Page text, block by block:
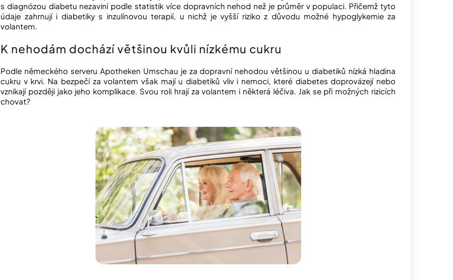
s diagnózou diabetu nezaviní podle statistik více dopravních nehod než je průměr v populaci. Přičemž tyto
údaje zahrnují i diabetiky s inzulínovou terapií, u nichž je vyšší riziko z důvodu možné hypoglykemie za
volantem.
K nehodám dochází většinou kvůli nízkému cukru
Podle německého serveru Apotheken Umschau je za dopravní nehodou většinou u diabetiků nízká hladina
cukru v krvi. Na bezpečí za volantem však mají u diabetiků vliv i nemoci, které diabetes doprovázejí nebo
vznikají později jako jeho komplikace. Svou roli hrají za volantem i některá léčiva. Jak se při možných rizicích
chovat?